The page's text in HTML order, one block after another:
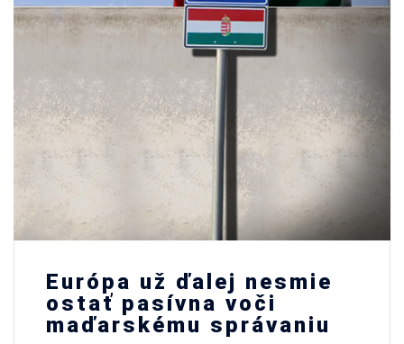
Európa už ďalej nesmie
ostať pasívna voči
maďarskému správaniu